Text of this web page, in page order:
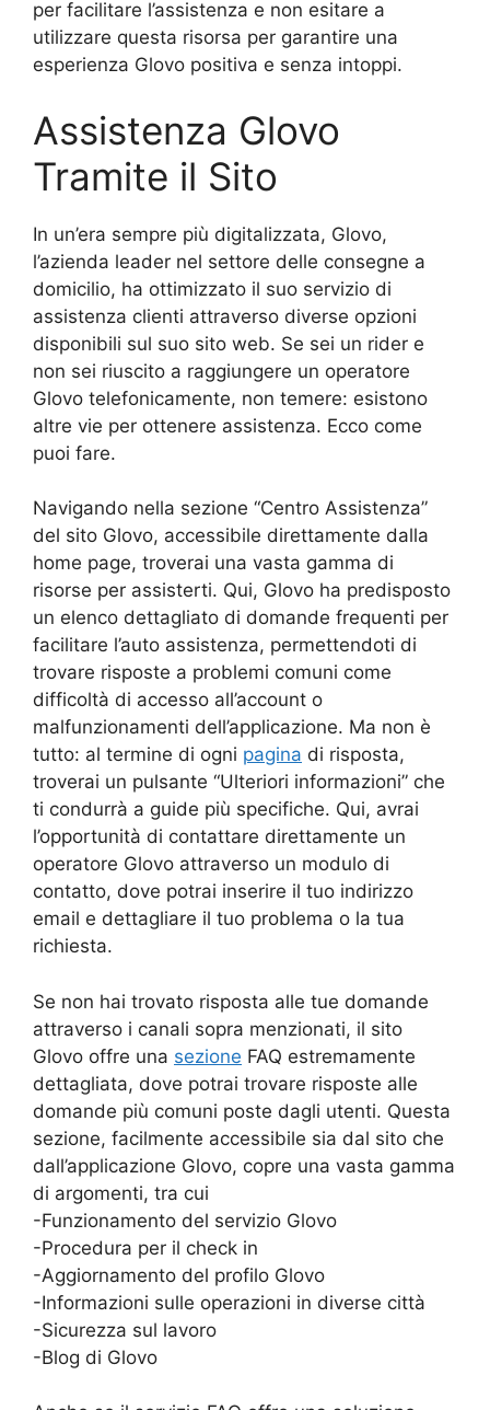
per facilitare l’assistenza e non esitare a
utilizzare questa risorsa per garantire una
esperienza Glovo positiva e senza intoppi.
Assistenza Glovo
Tramite il Sito
In un’era sempre più digitalizzata, Glovo,
l’azienda leader nel settore delle consegne a
domicilio, ha ottimizzato il suo servizio di
assistenza clienti attraverso diverse opzioni
disponibili sul suo sito web. Se sei un rider e
non sei riuscito a raggiungere un operatore
Glovo telefonicamente, non temere: esistono
altre vie per ottenere assistenza. Ecco come
puoi fare.
Navigando nella sezione “Centro Assistenza”
del sito Glovo, accessibile direttamente dalla
home page, troverai una vasta gamma di
risorse per assisterti. Qui, Glovo ha predisposto
un elenco dettagliato di domande frequenti per
facilitare l’auto assistenza, permettendoti di
trovare risposte a problemi comuni come
difficoltà di accesso all’account o
malfunzionamenti dell’applicazione. Ma non è
tutto: al termine di ogni pagina di risposta,
troverai un pulsante “Ulteriori informazioni” che
ti condurrà a guide più specifiche. Qui, avrai
l’opportunità di contattare direttamente un
operatore Glovo attraverso un modulo di
contatto, dove potrai inserire il tuo indirizzo
email e dettagliare il tuo problema o la tua
richiesta.
Se non hai trovato risposta alle tue domande
attraverso i canali sopra menzionati, il sito
Glovo offre una sezione FAQ estremamente
dettagliata, dove potrai trovare risposte alle
domande più comuni poste dagli utenti. Questa
sezione, facilmente accessibile sia dal sito che
dall’applicazione Glovo, copre una vasta gamma
di argomenti, tra cui
-Funzionamento del servizio Glovo
-Procedura per il check in
-Aggiornamento del profilo Glovo
-Informazioni sulle operazioni in diverse città
-Sicurezza sul lavoro
-Blog di Glovo